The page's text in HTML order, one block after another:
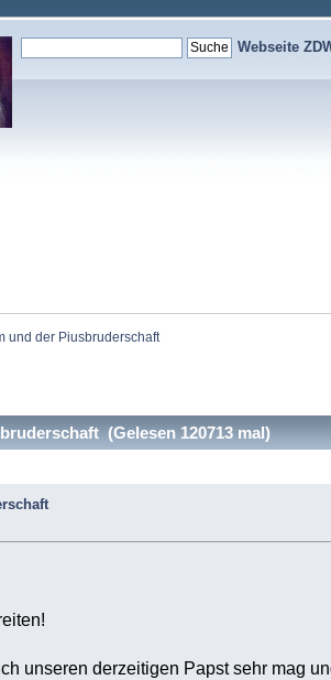
Webseite
und der Piusbruderschaft
(Gelesen 120713 mal)
unseren derzeitigen Papst sehr mag